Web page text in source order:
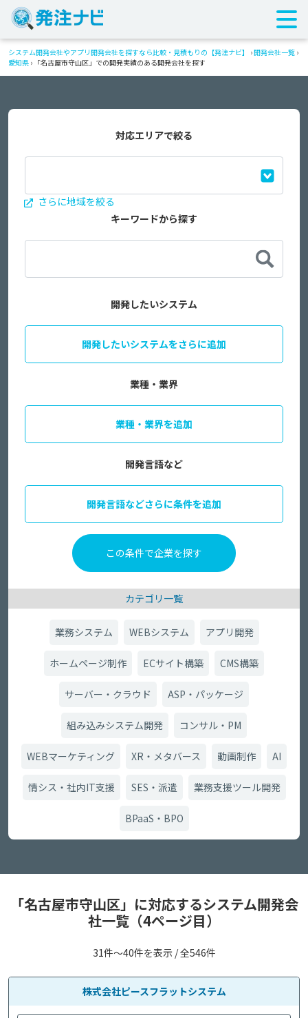
システム開発会社やアプリ開発会社を探すなら比較・見積もりの【発注ナビ】 ›開発会社一覧 ›
愛知県 › 「名古屋市守山区」での開発実績のある開発会社を探す
対応エリアで絞る
さらに地域を絞る
キーワードから探す
開発したいシステム
開発したいシステムをさらに追加
業種・業界
業種・業界を追加
開発言語など
開発言語などさらに条件を追加
カテゴリ一覧
業務システム WEBシステム アプリ開発
ホームページ制作 ECサイト構築 CMS構築
サーバー・クラウド ASP・パッケージ
組み込みシステム開発 コンサル・PM
WEBマーケティング XR・メタバース 動画制作 AI
情シス・社内IT支援 SES・派遣 業務支援ツール開発
BPaaS・BPO
「名古屋市守山区」に対応するシステム開発会
社一覧（4ページ目）
31件〜40件を表示 / 全546件
株式会社ピースフラットシステム